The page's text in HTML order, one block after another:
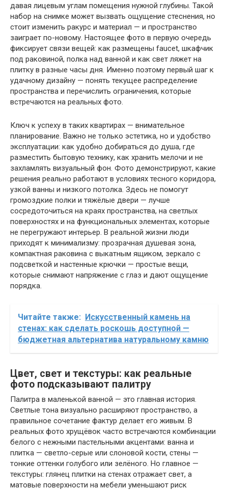
давая лицевым углам помещения нужной глубины. Такой
набор на снимке может вызвать ощущение стеснения, но
стоит изменить ракурс и материал — и пространство
заиграет по-новому. Настоящее фото в первую очередь
фиксирует связи вещей: как размещены faucet, шкафчик
под раковиной, полка над ванной и как свет ляжет на
плитку в разные часы дня. Именно поэтому первый шаг к
удачному дизайну — понять текущее распределение
пространства и перечислить ограничения, которые
встречаются на реальных фото.
Ключ к успеху в таких квартирах — внимательное
планирование. Важно не только эстетика, но и удобство
эксплуатации: как удобно добираться до душа, где
разместить бытовую технику, как хранить мелочи и не
захламлять визуальный фон. Фото демонстрируют, какие
решения реально работают в условиях тесного коридора,
узкой ванны и низкого потолка. Здесь не помогут
громоздкие полки и тяжёлые двери — лучше
сосредоточиться на краях пространства, на светлых
поверхностях и на функциональных элементах, которые
не перегружают интерьер. В реальной жизни люди
приходят к минимализму: прозрачная душевая зона,
компактная раковина с выкатным ящиком, зеркало с
подсветкой и настенные крючки — простые вещи,
которые снимают напряжение с глаз и дают ощущение
порядка.
Читайте также:
Искусственный камень на
стенах: как сделать роскошь доступной —
бюджетная альтернатива натуральному камню
Цвет, свет и текстуры: как реальные
фото подсказывают палитру
Палитра в маленькой ванной — это главная история.
Светлые тона визуально расширяют пространство, а
правильное сочетание фактур делает его живым. В
реальных фото хрущёвок часто встречаются комбинации
белого с нежными пастельными акцентами: ванна и
плитка — светло-серые или слоновой кости, стены —
тонкие оттенки голубого или зелёного. Но главное —
текстуры: глянец плитки на стенах отражает свет, а
матовые поверхности на мебели уменьшают риск